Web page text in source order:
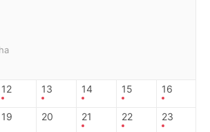
12 13 14 15 16
19 20 21 22 23